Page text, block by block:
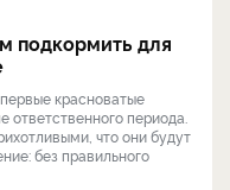
подкормить для
красноватые
ответственного периода.
что они будут
без правильного